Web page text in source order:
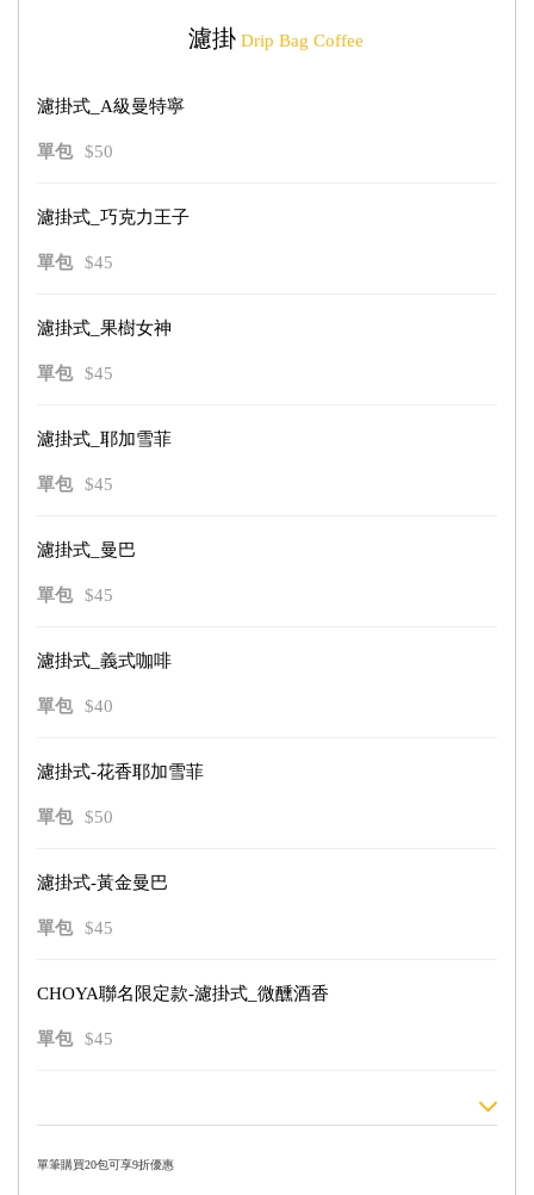
濾掛 Drip Bag Coffee
濾掛式_A級曼特寧
單包 $50
濾掛式_巧克力王子
單包 $45
濾掛式_果樹女神
單包 $45
濾掛式_耶加雪菲
單包 $45
濾掛式_曼巴
單包 $45
濾掛式_義式咖啡
單包 $40
濾掛式-花香耶加雪菲
單包 $50
濾掛式-黃金曼巴
單包 $45
CHOYA聯名限定款-濾掛式_微醺酒香
單包 $45
單筆購買20包可享9折優惠